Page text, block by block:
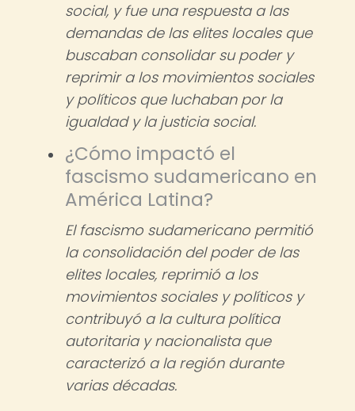
social, y fue una respuesta a las
demandas de las elites locales que
buscaban consolidar su poder y
reprimir a los movimientos sociales
y políticos que luchaban por la
igualdad y la justicia social.
¿Cómo impactó el
fascismo sudamericano en
América Latina?
El fascismo sudamericano permitió
la consolidación del poder de las
elites locales, reprimió a los
movimientos sociales y políticos y
contribuyó a la cultura política
autoritaria y nacionalista que
caracterizó a la región durante
varias décadas.